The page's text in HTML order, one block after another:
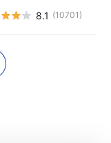
8.1 (10701)